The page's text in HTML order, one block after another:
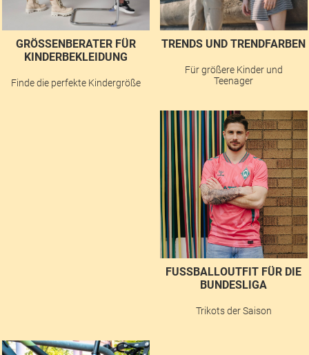
GRÖSSENBERATER FÜR K
INDERBEKLEIDUNG
Finde die perfekte Kindergröße
TRENDS UND TRENDFARBEN
Für größere Kinder und
Teenager
FUSSBALLOUTFIT FÜR DIE B
UNDESLIGA
Trikots der Saison